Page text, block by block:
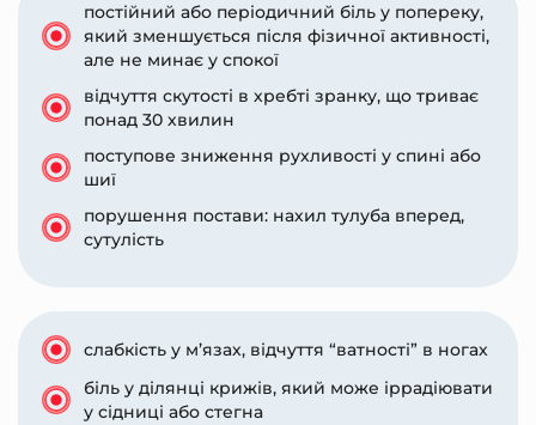
постійний або періодичний біль у попереку,
який зменшується після фізичної активності,
але не минає у спокої
відчуття скутості в хребті зранку, що триває
понад 30 хвилин
поступове зниження рухливості у спині або
шиї
порушення постави: нахил тулуба вперед,
сутулість
слабкість у м’язах, відчуття “ватності” в ногах
біль у ділянці крижів, який може іррадіювати
у сідниці або стегна